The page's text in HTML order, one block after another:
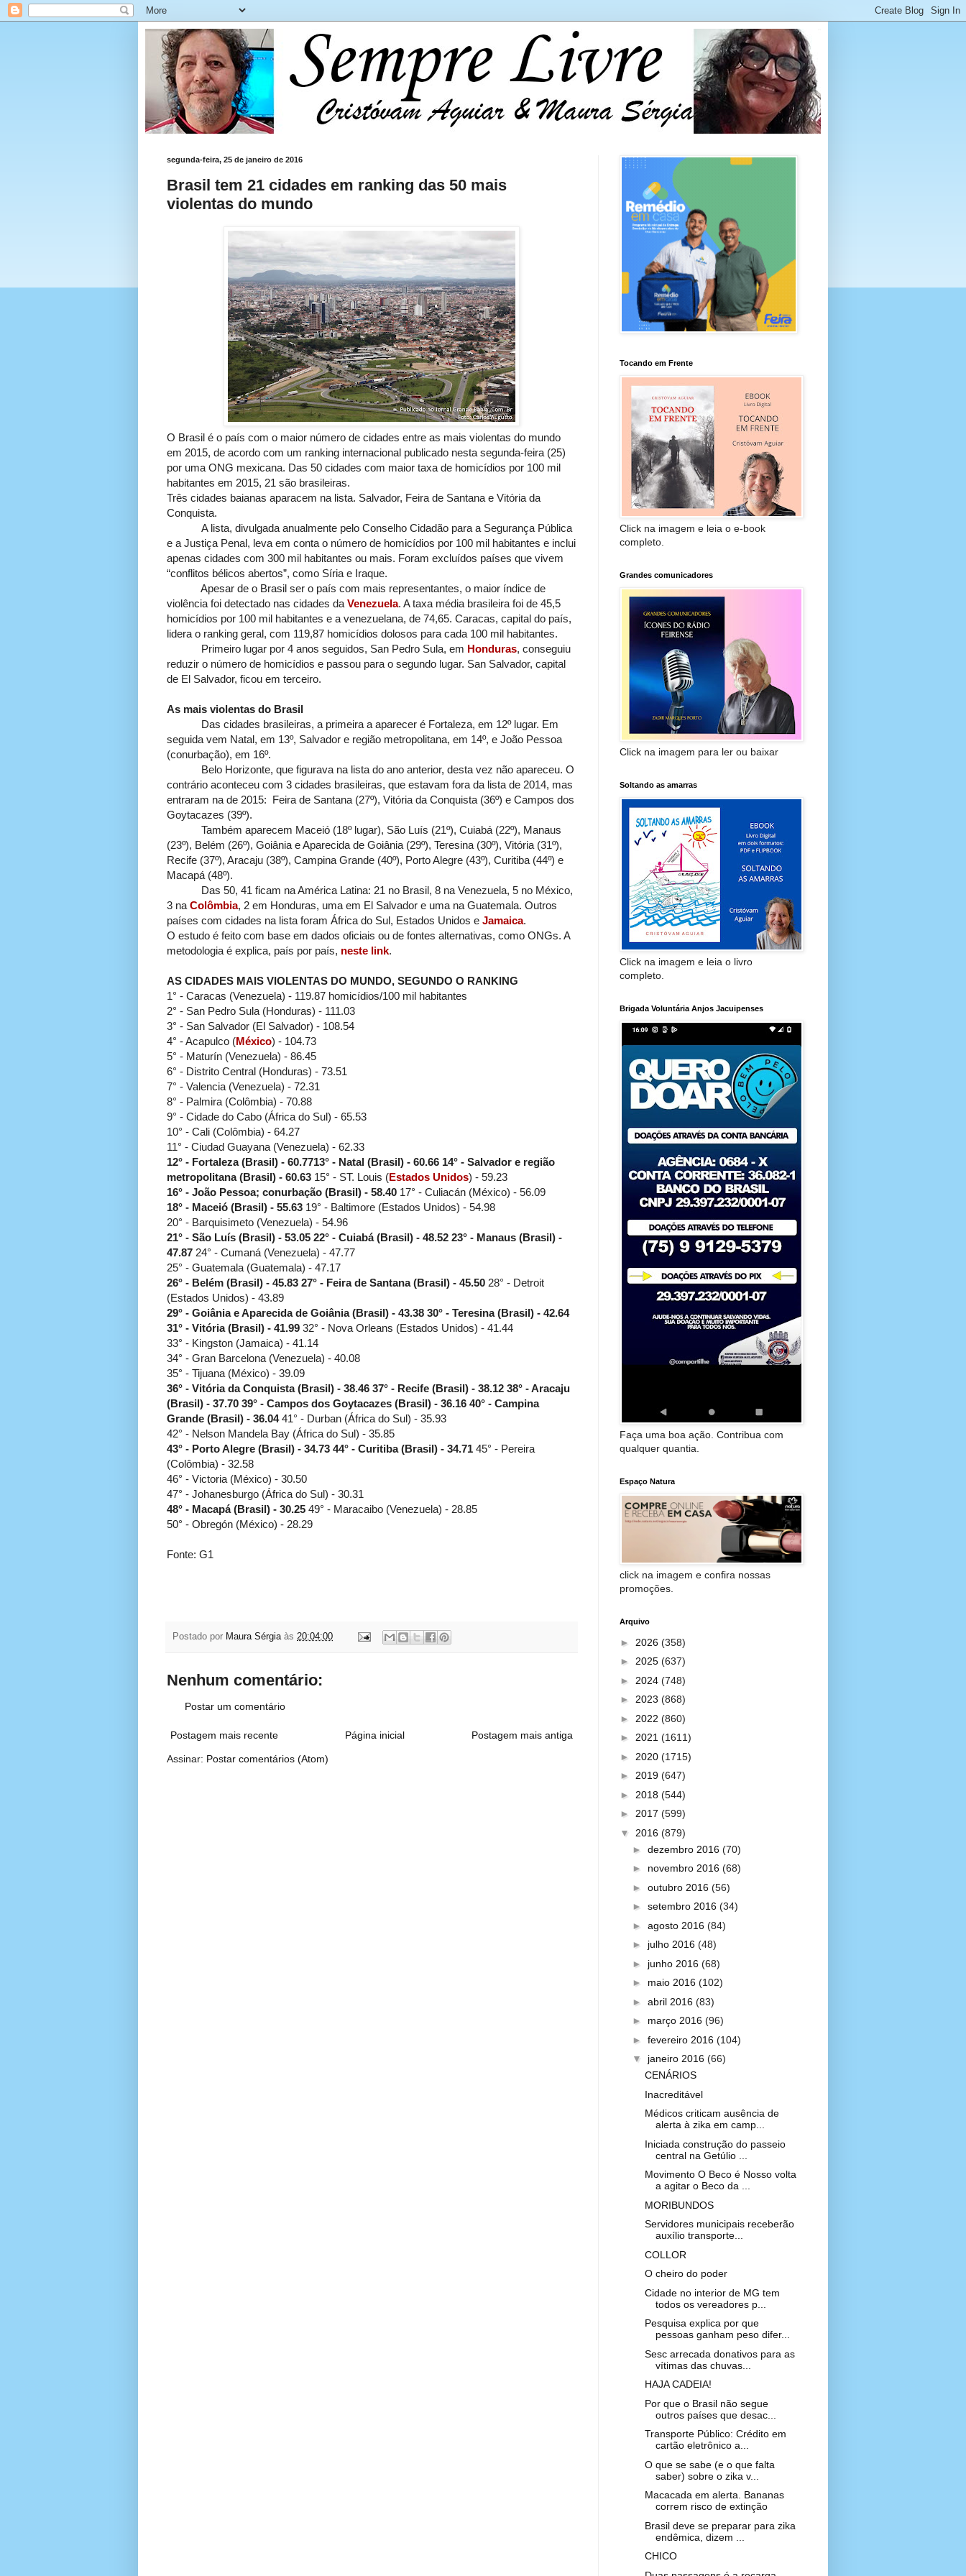
segunda-feira, 25 de janeiro de 2016
Brasil tem 21 cidades em ranking das 50 mais
violentas do mundo
O Brasil é o país com o maior número de cidades entre as mais violentas do mundo
em 2015, de acordo com um ranking internacional publicado nesta segunda-feira (25)
por uma ONG mexicana. Das 50 cidades com maior taxa de homicídios por 100 mil
habitantes em 2015, 21 são brasileiras.
Três cidades baianas aparacem na lista. Salvador, Feira de Santana e Vitória da
Conquista.
A lista, divulgada anualmente pelo Conselho Cidadão para a Segurança Pública
e a Justiça Penal, leva em conta o número de homicídios por 100 mil habitantes e inclui
apenas cidades com 300 mil habitantes ou mais. Foram excluídos países que vivem
“conflitos bélicos abertos”, como Síria e Iraque.
Apesar de o Brasil ser o país com mais representantes, o maior índice de
violência foi detectado nas cidades da Venezuela. A taxa média brasileira foi de 45,5
homicídios por 100 mil habitantes e a venezuelana, de 74,65. Caracas, capital do país,
lidera o ranking geral, com 119,87 homicídios dolosos para cada 100 mil habitantes.
Primeiro lugar por 4 anos seguidos, San Pedro Sula, em Honduras, conseguiu
reduzir o número de homicídios e passou para o segundo lugar. San Salvador, capital
de El Salvador, ficou em terceiro.
As mais violentas do Brasil
Das cidades brasileiras, a primeira a aparecer é Fortaleza, em 12º lugar. Em
seguida vem Natal, em 13º, Salvador e região metropolitana, em 14º, e João Pessoa
(conurbação), em 16º.
Belo Horizonte, que figurava na lista do ano anterior, desta vez não apareceu. O
contrário aconteceu com 3 cidades brasileiras, que estavam fora da lista de 2014, mas
entraram na de 2015: Feira de Santana (27º), Vitória da Conquista (36º) e Campos dos
Goytacazes (39º).
Também aparecem Maceió (18º lugar), São Luís (21º), Cuiabá (22º), Manaus
(23º), Belém (26º), Goiânia e Aparecida de Goiânia (29º), Teresina (30º), Vitória (31º),
Recife (37º), Aracaju (38º), Campina Grande (40º), Porto Alegre (43º), Curitiba (44º) e
Macapá (48º).
Das 50, 41 ficam na América Latina: 21 no Brasil, 8 na Venezuela, 5 no México,
3 na Colômbia, 2 em Honduras, uma em El Salvador e uma na Guatemala. Outros
países com cidades na lista foram África do Sul, Estados Unidos e Jamaica.
O estudo é feito com base em dados oficiais ou de fontes alternativas, como ONGs. A
metodologia é explica, país por país, neste link.
AS CIDADES MAIS VIOLENTAS DO MUNDO, SEGUNDO O RANKING
1° - Caracas (Venezuela) - 119.87 homicídios/100 mil habitantes
2° - San Pedro Sula (Honduras) - 111.03
3° - San Salvador (El Salvador) - 108.54
4° - Acapulco (México) - 104.73
5° - Maturín (Venezuela) - 86.45
6° - Distrito Central (Honduras) - 73.51
7° - Valencia (Venezuela) - 72.31
8° - Palmira (Colômbia) - 70.88
9° - Cidade do Cabo (África do Sul) - 65.53
10° - Cali (Colômbia) - 64.27
11° - Ciudad Guayana (Venezuela) - 62.33
12° - Fortaleza (Brasil) - 60.7713° - Natal (Brasil) - 60.66 14° - Salvador e região
metropolitana (Brasil) - 60.63 15° - ST. Louis (Estados Unidos) - 59.23
16° - João Pessoa; conurbação (Brasil) - 58.40 17° - Culiacán (México) - 56.09
18° - Maceió (Brasil) - 55.63 19° - Baltimore (Estados Unidos) - 54.98
20° - Barquisimeto (Venezuela) - 54.96
21° - São Luís (Brasil) - 53.05 22° - Cuiabá (Brasil) - 48.52 23° - Manaus (Brasil) -
47.87 24° - Cumaná (Venezuela) - 47.77
25° - Guatemala (Guatemala) - 47.17
26° - Belém (Brasil) - 45.83 27° - Feira de Santana (Brasil) - 45.50 28° - Detroit
(Estados Unidos) - 43.89
29° - Goiânia e Aparecida de Goiânia (Brasil) - 43.38 30° - Teresina (Brasil) - 42.64
31° - Vitória (Brasil) - 41.99 32° - Nova Orleans (Estados Unidos) - 41.44
33° - Kingston (Jamaica) - 41.14
34° - Gran Barcelona (Venezuela) - 40.08
35° - Tijuana (México) - 39.09
36° - Vitória da Conquista (Brasil) - 38.46 37° - Recife (Brasil) - 38.12 38° - Aracaju
(Brasil) - 37.70 39° - Campos dos Goytacazes (Brasil) - 36.16 40° - Campina
Grande (Brasil) - 36.0441° - Durban (África do Sul) - 35.93
42° - Nelson Mandela Bay (África do Sul) - 35.85
43° - Porto Alegre (Brasil) - 34.73 44° - Curitiba (Brasil) - 34.71 45° - Pereira
(Colômbia) - 32.58
46° - Victoria (México) - 30.50
47° - Johanesburgo (África do Sul) - 30.31
48° - Macapá (Brasil) - 30.25 49° - Maracaibo (Venezuela) - 28.85
50° - Obregón (México) - 28.29
Fonte: G1
Postado por Maura Sérgia às 20:04:00
Nenhum comentário:
Postar um comentário
Postagem mais recente Postagem mais antiga
Página inicial
Assinar: Postar comentários (Atom)
Tocando em Frente
Click na imagem e leia o e-book
completo.
Grandes comunicadores
Click na imagem para ler ou baixar
Soltando as amarras
Click na imagem e leia o livro
completo.
Brigada Voluntária Anjos Jacuipenses
Faça uma boa ação. Contribua com
qualquer quantia.
Espaço Natura
click na imagem e confira nossas
promoções.
Arquivo
► 2026 (358)
► 2025 (637)
► 2024 (748)
► 2023 (868)
► 2022 (860)
► 2021 (1611)
► 2020 (1715)
► 2019 (647)
► 2018 (544)
► 2017 (599)
▼ 2016 (879)
► dezembro 2016 (70)
► novembro 2016 (68)
► outubro 2016 (56)
► setembro 2016 (34)
► agosto 2016 (84)
► julho 2016 (48)
► junho 2016 (68)
► maio 2016 (102)
► abril 2016 (83)
► março 2016 (96)
► fevereiro 2016 (104)
▼ janeiro 2016 (66)
CENÁRIOS
Inacreditável
Médicos criticam ausência de
alerta à zika em camp...
Iniciada construção do passeio
central na Getúlio ...
Movimento O Beco é Nosso volta
a agitar o Beco da ...
MORIBUNDOS
Servidores municipais receberão
auxílio transporte...
COLLOR
O cheiro do poder
Cidade no interior de MG tem
todos os vereadores p...
Pesquisa explica por que
pessoas ganham peso difer...
Sesc arrecada donativos para as
vítimas das chuvas...
HAJA CADEIA!
Por que o Brasil não segue
outros países que desac...
Transporte Público: Crédito em
cartão eletrônico a...
O que se sabe (e o que falta
saber) sobre o zika v...
Macacada em alerta. Bananas
correm risco de extinção
Brasil deve se preparar para zika
endêmica, dizem ...
CHICO